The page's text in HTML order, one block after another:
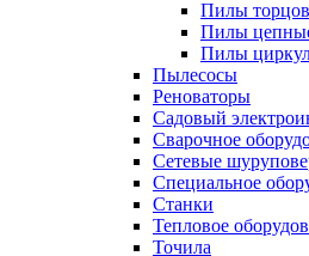
Пилы
Пилы
Пилы
Пылесосы
Реноваторы
Садовый
Сварочное
Сетевые
Специальное
Станки
Тепловое
Точила